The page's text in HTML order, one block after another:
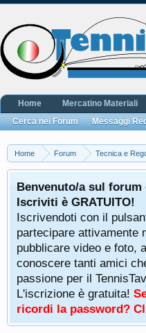
Home Forum Tecnica e
Benvenuto/a sul forum
Iscriviti è GRATUITO!
Iscrivendoti con il
partecipare attivamente
pubblicare video e foto,
conoscere tanti amici
passione per il
L'iscrizione è gratuita!
ricordi la password?
Home Mercatino Materiali
Cerca nei Forum
Messaggi